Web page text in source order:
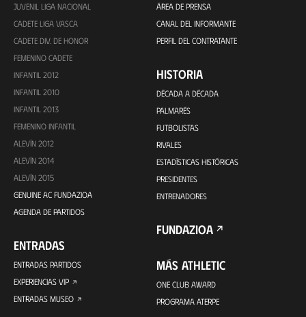
JUVENIL LIGA NACIONAL
CADETE LIGA VASCA
CADETE DIV. DE HONOR
FEMENINO CADETE
INFANTIL 2012
INFANTIL 2010
INFANTIL 2013
FEMENINO INFANTIL
ALEVÍN 2012
ALEVÍN 2014
ALEVÍN 2015
GENUINE AC FUNDAZIOA
AGENDA DE PARTIDOS
ENTRADAS
ENTRADAS PARTIDOS
EXPERIENCIAS VIP
ENTRADAS MUSEO
ÁREA DE PRENSA
CANAL DEL INFORMANTE
PERFIL DEL CONTRATANTE
HISTORIA
DÉCADA A DÉCADA
PALMARÉS
FUTBOLISTAS
RIVALES
ESTADÍSTICAS HISTÓRICAS
PRESIDENTES
ENTRENADORES
FUNDAZIOA
MÁS ATHLETIC
ONE CLUB AWARD
PROGRAMA ATERPE